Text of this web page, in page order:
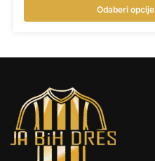
Odaberi opcije